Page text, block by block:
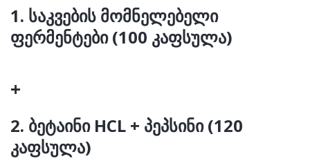
was:
224.00 ₾.
is:
199.00 ₾.
1. საკვების მომნელებელი
ფერმენტები (100 კაფსულა)
+
2. ბეტაინი HCL + პეპსინი (120
კაფსულა)